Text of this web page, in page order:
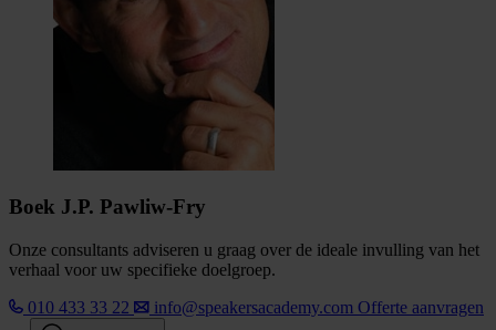
Boek J.P. Pawliw-Fry
Onze consultants adviseren u graag over de ideale invulling van het
verhaal voor uw specifieke doelgroep.
010 433 33 22
info@speakersacademy.com Offerte aanvragen